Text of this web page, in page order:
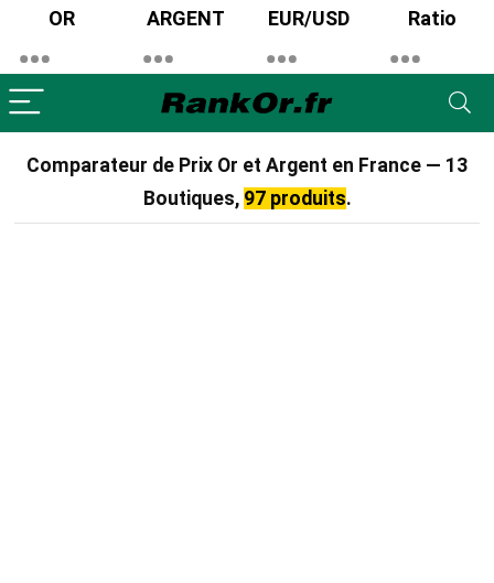
OR ARGENT EUR/USD Ratio
Comparateur de Prix Or et Argent en France — 13
Boutiques, 97 produits.